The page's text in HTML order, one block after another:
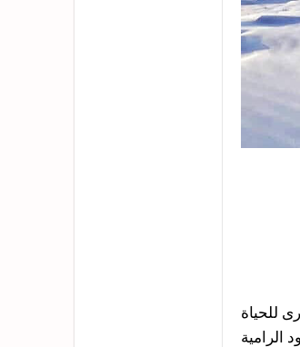
للحياة
الرامية